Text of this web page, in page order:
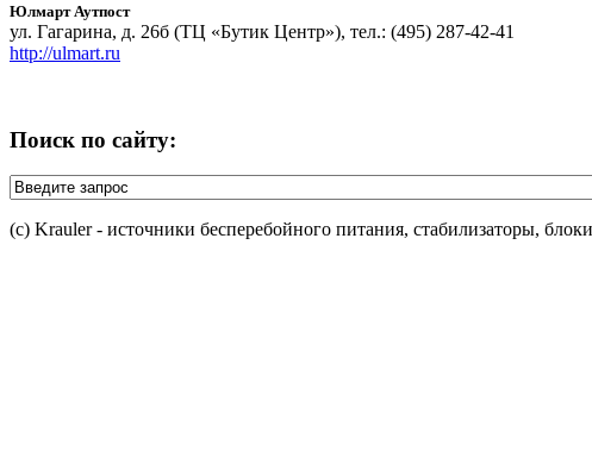
Юлмарт Аутпост
ул. Гагарина, д. 26б (ТЦ «Бутик Центр»), тел.: (495) 287-42-41
http://ulmart.ru
Поиск по сайту:
(c) Krauler - источники бесперебойного питания, стабилизаторы,